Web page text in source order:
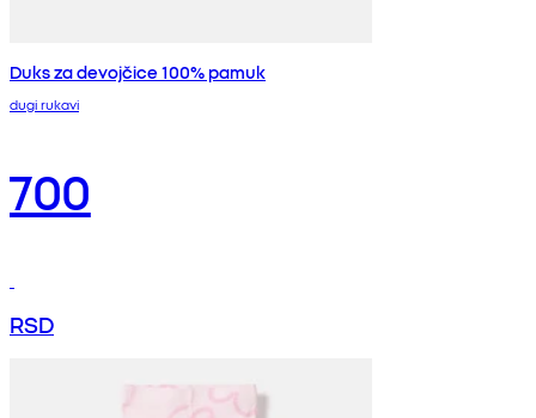
Duks za devojčice 100% pamuk
dugi rukavi
700
RSD